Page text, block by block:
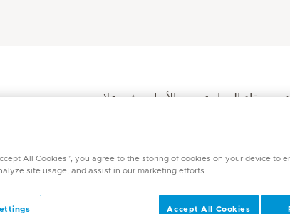
مع بقاء الجراحة حجر الأساس في علاج
والتشخيص والعلاجات الطبية، شهدت
الأورام الحديث الجراحة الروبوتية، ولا
تعزيز قدرة الجرّاح على العمل بدقة وتحكم
أمراً بالغ الأهمية، أعادت هذه التقنية
All Cookies”, you agree to the storing of cookies on your device to
site usage, and assist in our marketing efforts.
Accept All Cookies